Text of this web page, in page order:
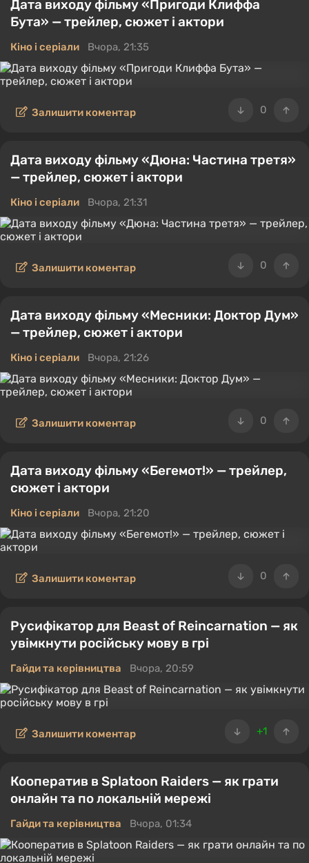
посібники збираються як іграми різних жанрів, від
стрільців, і RPG до стратегій та платформників, а
також керівництва залози та рішень для ігор в іграх.
Ми постійно оновлюємо інформацію та додаємо нові
поради, які допоможуть вам зрозуміти найскладнішу
Дата виходу фільму «Пригоди Клиффа
Бута» — трейлер, сюжет і актори
Кіно і серіали Вчора, 21:35
0
Залишити коментар
Дата виходу фільму «Дюна: Частина третя»
— трейлер, сюжет і актори
Кіно і серіали Вчора, 21:31
0
Залишити коментар
Дата виходу фільму «Месники: Доктор Дум»
— трейлер, сюжет і актори
Кіно і серіали Вчора, 21:26
0
Залишити коментар
Дата виходу фільму «Бегемот!» — трейлер,
сюжет і актори
Кіно і серіали Вчора, 21:20
0
Залишити коментар
Русифікатор для Beast of Reincarnation — як
увімкнути російську мову в грі
Гайди та керівництва Вчора, 20:59
+1
Залишити коментар
Кооператив в Splatoon Raiders — як грати
онлайн та по локальній мережі
Гайди та керівництва Вчора, 01:34